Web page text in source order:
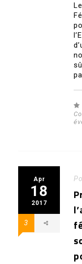
Apr
18
2017
3